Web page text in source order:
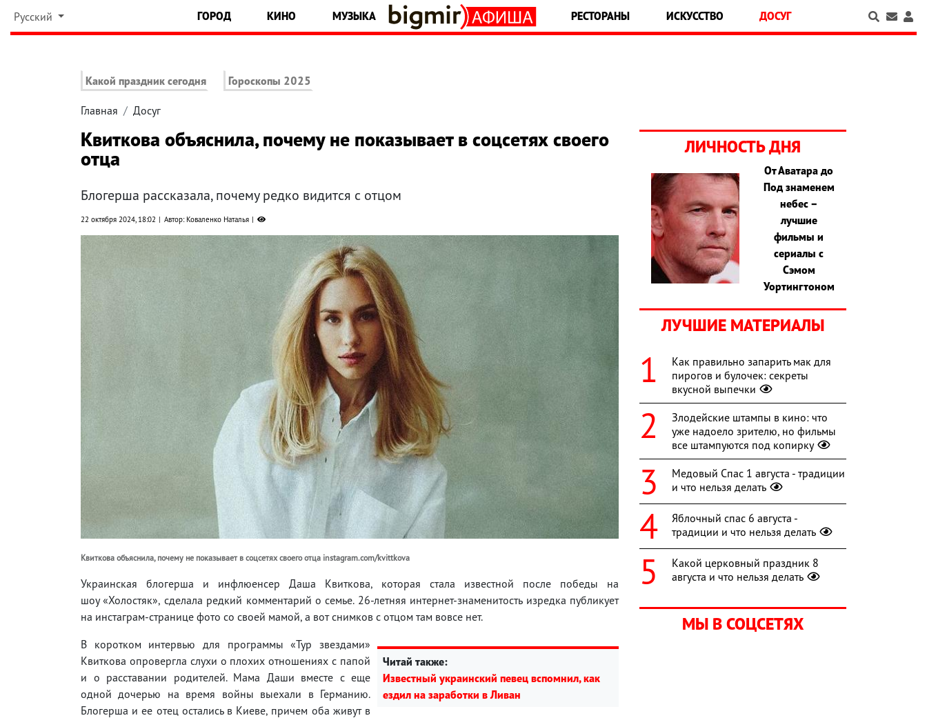
Русский ГОРОД КИНО МУЗЫКА РЕСТОРАНЫ ИСКУССТВО ДОСУГ
Какой праздник сегодня Гороскопы 2025
Главная Досуг
Квиткова объяснила, почему не показывает в соцсетях своего
отца
Блогерша рассказала, почему редко видится с отцом
22 октября 2024, 18:02 Автор: Коваленко Наталья
Квиткова объяснила, почему не показывает в соцсетях своего отца instagram.com/kvittkova
Украинская блогерша и инфлюенсер Даша Квиткова, которая стала известной после победы на
шоу «Холостяк», сделала редкий комментарий о семье. 26-летняя интернет-знаменитость изредка публикует
на инстаграм-странице фото со своей мамой, а вот снимков с отцом там вовсе нет.
Читай также:
Известный украинский певец вспомнил, как
ездил на заработки в Ливан
В коротком интервью для программы «Тур звездами»
Квиткова опровергла слухи о плохих отношениях с папой
и о расставании родителей. Мама Даши вместе с еще
одной дочерью на время войны выехали в Германию.
Блогерша и ее отец остались в Киеве, причем оба живут в
ЛИЧНОСТЬ ДНЯ
От Аватара до
Под знаменем
небес –
лучшие
фильмы и
сериалы с
Сэмом
Уортингтоном
ЛУЧШИЕ МАТЕРИАЛЫ
Как правильно запарить мак для
пирогов и булочек: секреты
вкусной выпечки
Злодейские штампы в кино: что
уже надоело зрителю, но фильмы
все штампуются под копирку
Медовый Спас 1 августа - традиции
и что нельзя делать
Яблочный спас 6 августа -
традиции и что нельзя делать
Какой церковный праздник 8
августа и что нельзя делать
МЫ В СОЦСЕТЯХ